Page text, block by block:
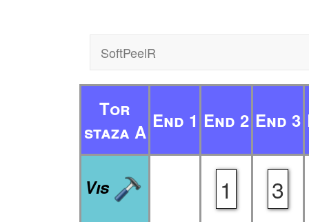
SoftPeelR
Tor
staza A End 1 End 2 End 3
Vis 1 3